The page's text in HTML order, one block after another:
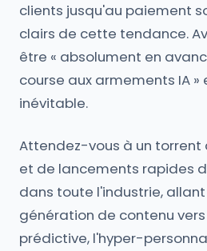
clients jusqu'au paiement
clairs de cette tendance.
être « absolument en
course aux armements IA »
inévitable.
Attendez-vous à un torrent
et de lancements rapides
dans toute l'industrie,
génération de contenu
prédictive, l'hyper-